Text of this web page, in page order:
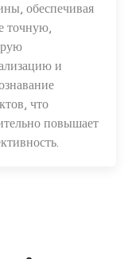
обеспечивая
точную,
и
что
повышает